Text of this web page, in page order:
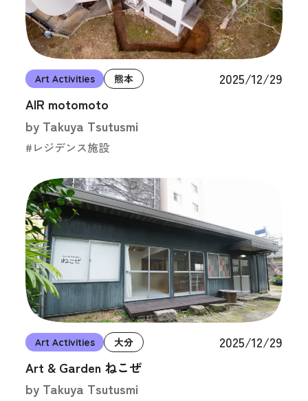
Art Activities 熊本
2025/12/29
AIR motomoto
by Takuya Tsutusmi
#レジデンス施設
Art Activities 大分
2025/12/29
Art & Garden ねこぜ
by Takuya Tsutusmi